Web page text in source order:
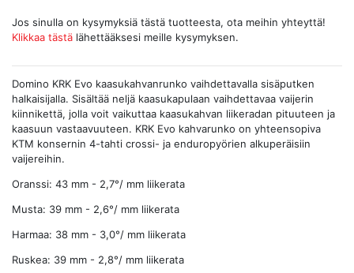
Jos sinulla on kysymyksiä tästä tuotteesta, ota meihin yhteyttä!
Klikkaa tästä lähettääksesi meille kysymyksen.
Domino KRK Evo kaasukahvanrunko vaihdettavalla sisäputken
halkaisijalla. Sisältää neljä kaasukapulaan vaihdettavaa vaijerin
kiinnikettä, jolla voit vaikuttaa kaasukahvan liikeradan pituuteen ja
kaasuun vastaavuuteen. KRK Evo kahvarunko on yhteensopiva
KTM konsernin 4-tahti crossi- ja enduropyörien alkuperäisiin
vaijereihin.
Oranssi: 43 mm - 2,7°/ mm liikerata
Musta: 39 mm - 2,6°/ mm liikerata
Harmaa: 38 mm - 3,0°/ mm liikerata
Ruskea: 39 mm - 2,8°/ mm liikerata